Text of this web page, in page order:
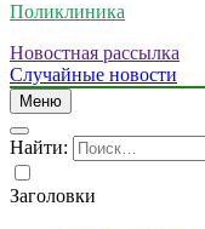
Поликлиника
Новостная рассылка
Случайные новости
Меню
Найти:
Заголовки